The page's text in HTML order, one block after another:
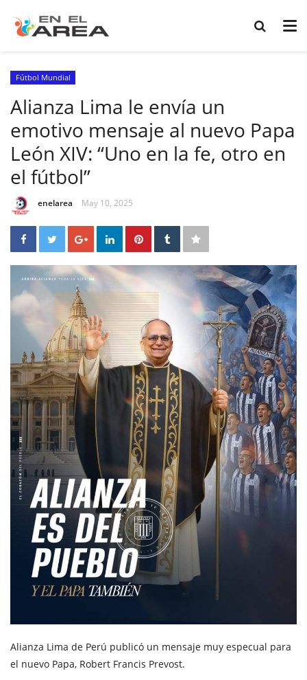
Fútbol Mundial
Alianza Lima le envía un
emotivo mensaje al nuevo Papa
León XIV: “Uno en la fe, otro en
el fútbol”
enelarea May 10, 2025
Alianza Lima de Perú publicó un mensaje muy especual para
el nuevo Papa, Robert Francis Prevost.